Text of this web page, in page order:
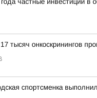
тысяч онкоскринингов
спортсменка